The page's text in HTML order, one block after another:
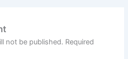
not be published. Required